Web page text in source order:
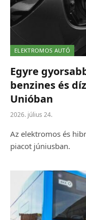
ELEKTROMOS AUTÓ
Egyre
benzines és
Unióban
2026. július 24.
Az elektromos és
piacot júniusban.